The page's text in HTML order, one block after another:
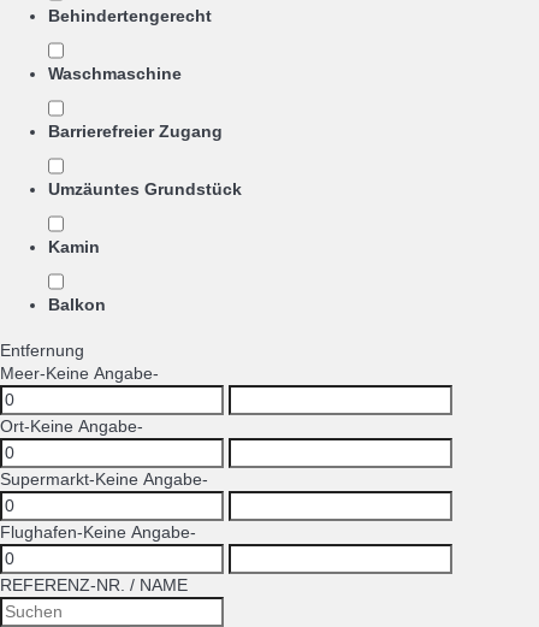
Behindertengerecht
Waschmaschine
Barrierefreier Zugang
Umzäuntes Grundstück
Kamin
Balkon
Entfernung
Meer-Keine Angabe-
Ort-Keine Angabe-
Supermarkt-Keine Angabe-
Flughafen-Keine Angabe-
REFERENZ-NR. / NAME